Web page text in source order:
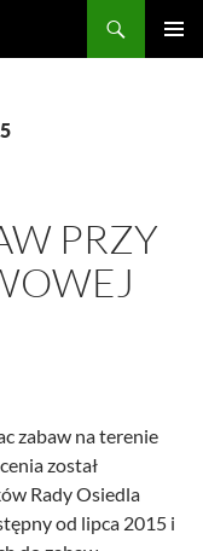
PRZY
zabaw na terenie
został
Rady Osiedla
od lipca 2015 i